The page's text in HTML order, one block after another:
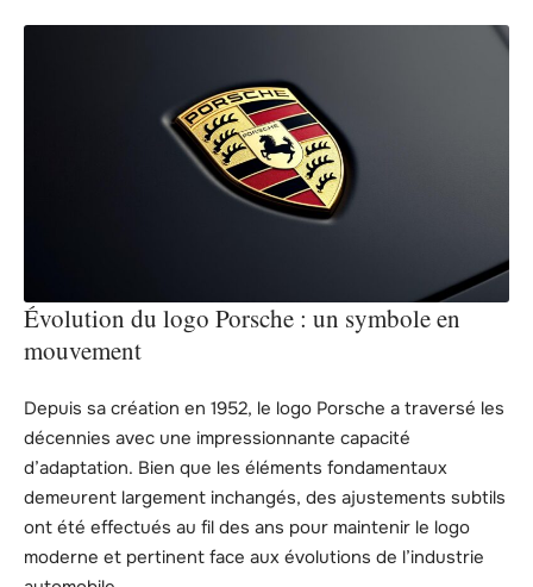
Évolution du logo Porsche : un symbole en
mouvement
Depuis sa création en 1952, le logo Porsche a traversé les
décennies avec une impressionnante capacité
d’adaptation. Bien que les éléments fondamentaux
demeurent largement inchangés, des ajustements subtils
ont été effectués au fil des ans pour maintenir le logo
moderne et pertinent face aux évolutions de l’industrie